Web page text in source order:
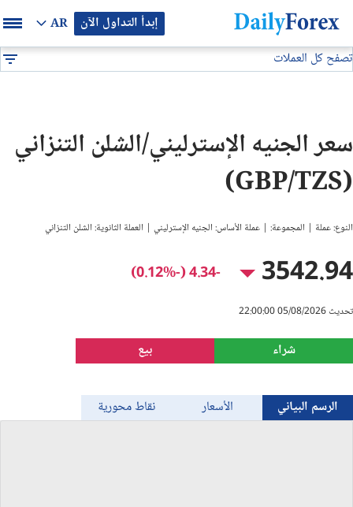
إبدأ التداول الآن AR
بيان إعلاني
تصفح كل العملات
GBP/USD
USD/JPY
USD/CAD
USD/CHF
Bitcoin/USD
سعر الجنيه الإسترليني/الشلن التنزاني
(GBP/TZS)
النوع: عملة | المجموعة: | عملة الأساس: الجنيه الإسترليني | العملة الثانوية: الشلن التنزاني
3542.94
-4.34 (-0.12%)
شراء بيع
تحديث 05/08/2026 22:00:00
الرسم البياني الأسعار نقاط محورية